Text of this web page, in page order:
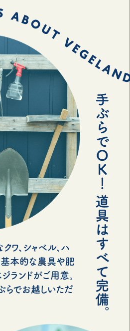
ワ、シャベル、ハ
基本的な農具や肥
ランドがご用意。
らでお越しいただ